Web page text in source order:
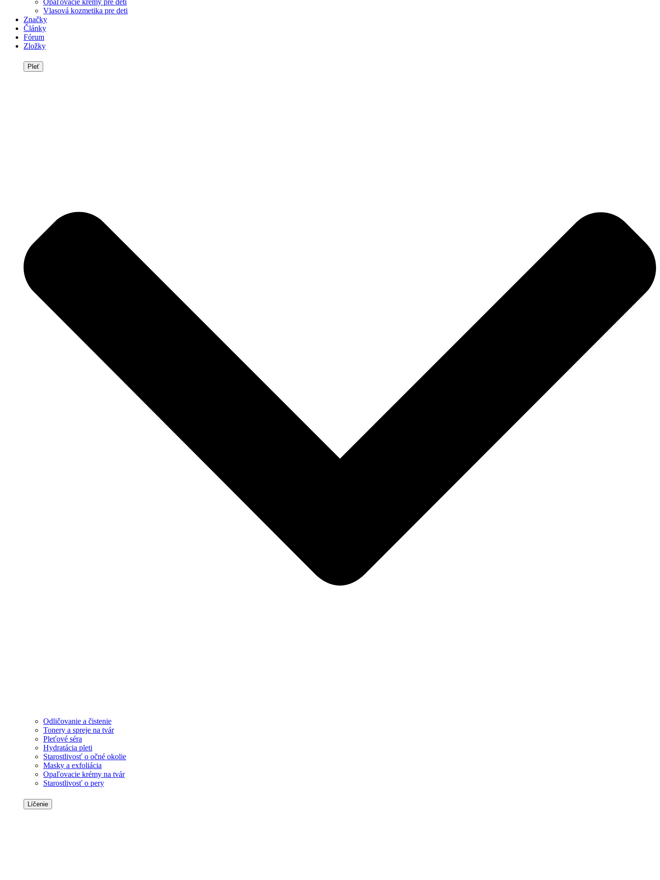
Opaľovacie krémy pre deti
Vlasová kozmetika pre deti
Značky
Články
Fórum
Zložky
Pleť
Odličovanie a čistenie
Tonery a spreje na tvár
Pleťové séra
Hydratácia pleti
Starostlivosť o očné okolie
Masky a exfoliácia
Opaľovacie krémy na tvár
Starostlivosť o pery
Líčenie